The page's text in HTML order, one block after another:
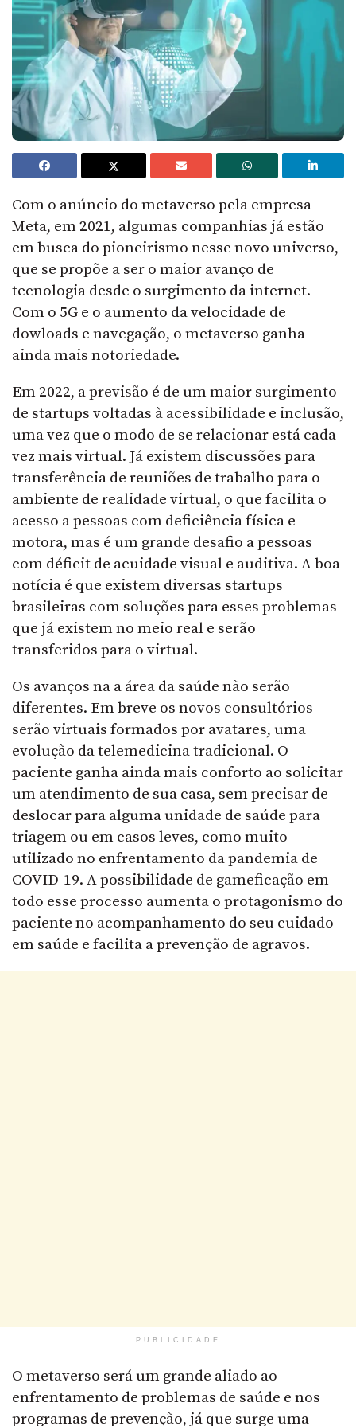
Com o anúncio do metaverso pela empresa
Meta, em 2021, algumas companhias já estão
em busca do pioneirismo nesse novo universo,
que se propõe a ser o maior avanço de
tecnologia desde o surgimento da internet.
Com o 5G e o aumento da velocidade de
dowloads e navegação, o metaverso ganha
ainda mais notoriedade.
Em 2022, a previsão é de um maior surgimento
de startups voltadas à acessibilidade e inclusão,
uma vez que o modo de se relacionar está cada
vez mais virtual. Já existem discussões para
transferência de reuniões de trabalho para o
ambiente de realidade virtual, o que facilita o
acesso a pessoas com deficiência física e
motora, mas é um grande desafio a pessoas
com déficit de acuidade visual e auditiva. A boa
notícia é que existem diversas startups
brasileiras com soluções para esses problemas
que já existem no meio real e serão
transferidos para o virtual.
Os avanços na a área da saúde não serão
diferentes. Em breve os novos consultórios
serão virtuais formados por avatares, uma
evolução da telemedicina tradicional. O
paciente ganha ainda mais conforto ao solicitar
um atendimento de sua casa, sem precisar de
deslocar para alguma unidade de saúde para
triagem ou em casos leves, como muito
utilizado no enfrentamento da pandemia de
COVID-19. A possibilidade de gameficação em
todo esse processo aumenta o protagonismo do
paciente no acompanhamento do seu cuidado
em saúde e facilita a prevenção de agravos.
PUBLICIDADE
O metaverso será um grande aliado ao
enfrentamento de problemas de saúde e nos
programas de prevenção, já que surge uma